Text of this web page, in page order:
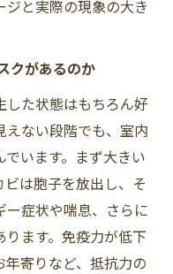
と実際の現象の大き
クがあるのか
した状態はもちろん好
えない段階でも、室内
います。まず大きい
は胞子を放出し、そ
ー症状や喘息、さらに
ます。免疫力が低下
寄りなど、抵抗力の